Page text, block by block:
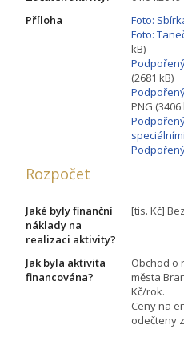
Příloha
Foto:
Foto:
kB)
(2681 kB)
PNG (3406
Rozpočet
Jaké byly finanční
náklady na
realizaci aktivity?
[tis. Kč]
Jak byla aktivita
financována?
Obchod o
města
Kč/rok.
Ceny na
odečteny